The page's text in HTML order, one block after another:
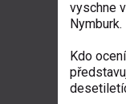
vyschne
Nymburk.
Kdo